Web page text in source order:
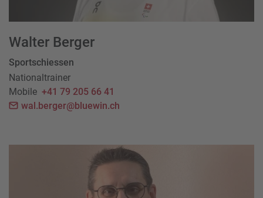
Walter Berger
Sportschiessen
Nationaltrainer
Mobile +41 79 205 66 41
wal.berger@bluewin.ch